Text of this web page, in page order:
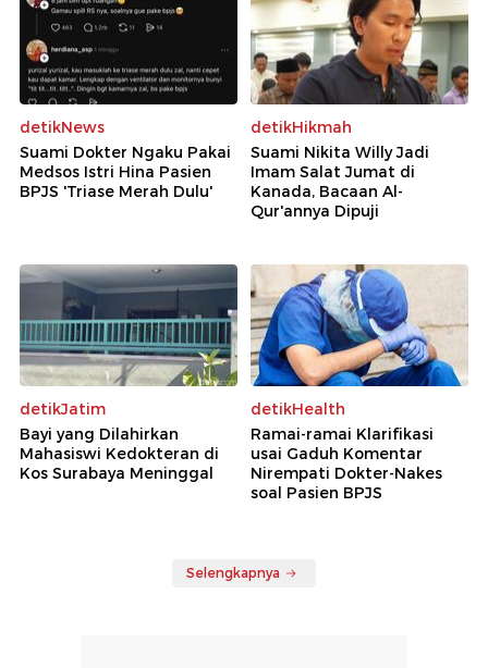
detikNews
Suami Dokter Ngaku Pakai
Medsos Istri Hina Pasien
BPJS 'Triase Merah Dulu'
detikHikmah
Suami Nikita Willy Jadi
Imam Salat Jumat di
Kanada, Bacaan Al-
Qur'annya Dipuji
detikJatim
Bayi yang Dilahirkan
Mahasiswi Kedokteran di
Kos Surabaya Meninggal
detikHealth
Ramai-ramai Klarifikasi
usai Gaduh Komentar
Nirempati Dokter-Nakes
soal Pasien BPJS
Selengkapnya